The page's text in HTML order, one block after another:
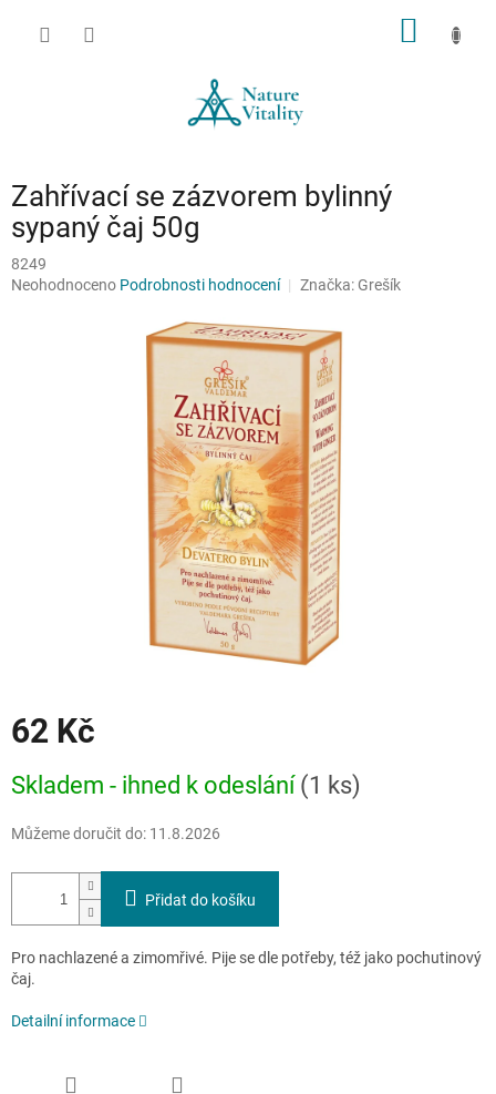
Zahřívací se zázvorem bylinný
sypaný čaj 50g
8249
Průměrné
Neohodnoceno Podrobnosti hodnocení Značka: Grešík
62 Kč
cena:
Skladem - ihned k odeslání (1 ks)
Můžeme doručit do: 11.8.2026
Přidat do košíku
Pro nachlazené a zimomřivé. Pije se dle potřeby, též jako pochutinový
čaj.
Detailní informace